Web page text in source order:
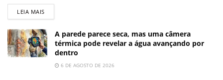
LEIA MAIS
A parede parece seca, mas uma câmera
térmica pode revelar a água avançando por
dentro
6 DE AGOSTO DE 2026